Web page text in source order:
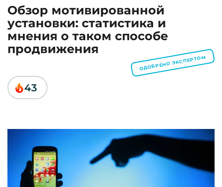
Трекинг установок
Зачем это нужно и что дает?
Заказать мотивированные установки приложений в
Google Play и App store
Обзор мотивированной
установки: статистика и
мнения о таком способе
продвижения
ОДОБРЕНО ЭКСПЕРТОМ
43